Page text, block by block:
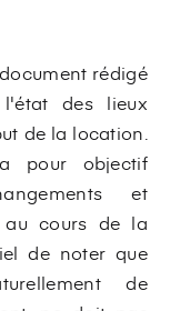
rédigé
des lieux
de la location.
pour objectif
et
au cours de la
de noter que
de